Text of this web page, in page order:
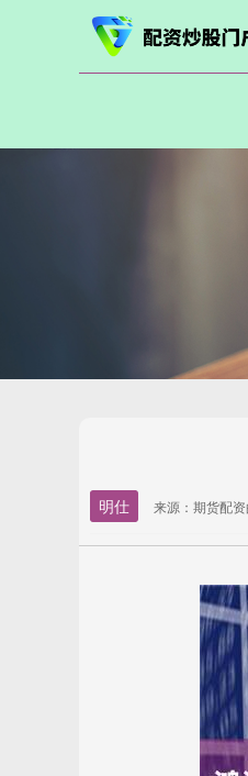
明仕 来源：期货配